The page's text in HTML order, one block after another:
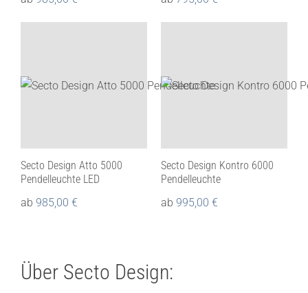
Secto Design Atto 5000
Pendelleuchte LED
ab 985,00 €
Secto Design Kontro 6000
Pendelleuchte
ab 995,00 €
Über Secto Design: